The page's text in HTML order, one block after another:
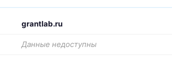
grantlab.ru
Данные недоступны